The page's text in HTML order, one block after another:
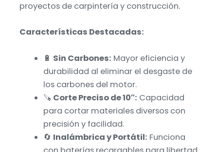
proyectos de carpintería y construcción.
Características Destacadas:
🔋 Sin Carbones: Mayor eficiencia y
durabilidad al eliminar el desgaste de
los carbones del motor.
🪚 Corte Preciso de 10″: Capacidad
para cortar materiales diversos con
precisión y facilidad.
🔄 Inalámbrica y Portátil: Funciona